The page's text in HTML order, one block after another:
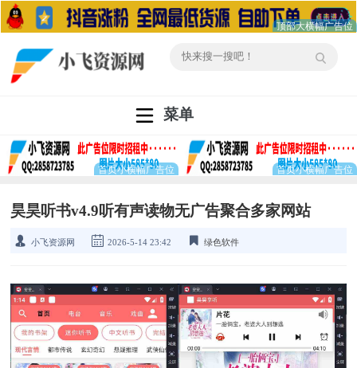
菜单
昊昊听书v4.9听有声读物无广告聚合多家网站
小飞资源网 2026-5-14 23:42 绿色软件